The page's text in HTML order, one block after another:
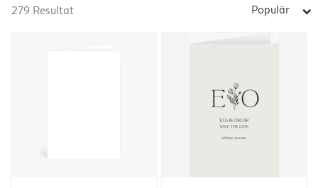
279 Resultat Populär arrow_right